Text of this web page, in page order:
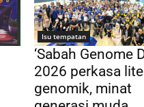
Isu tempatan
‘Sabah Genome
2026 perkasa
genomik, minat